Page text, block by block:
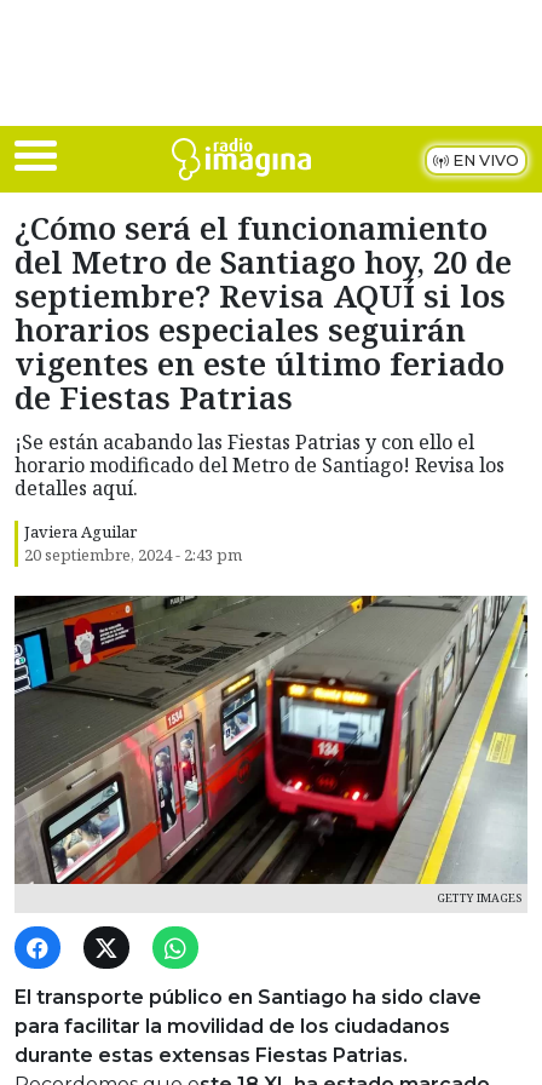
EN VIVO
¿Cómo será el funcionamiento
del Metro de Santiago hoy, 20 de
septiembre? Revisa AQUÍ si los
horarios especiales seguirán
vigentes en este último feriado
de Fiestas Patrias
¡Se están acabando las Fiestas Patrias y con ello el
horario modificado del Metro de Santiago! Revisa los
detalles aquí.
Javiera Aguilar
20 septiembre, 2024 - 2:43 pm
GETTY IMAGES
El transporte público en Santiago ha sido clave
para facilitar la movilidad de los ciudadanos
durante estas extensas Fiestas Patrias.